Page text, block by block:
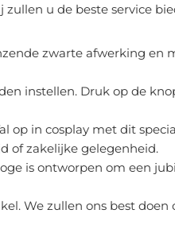
u de beste service
zwarte afwerking en
instellen. Druk op de
in cosplay met dit
of zakelijke gelegenheid.
is ontworpen om een
We zullen ons best